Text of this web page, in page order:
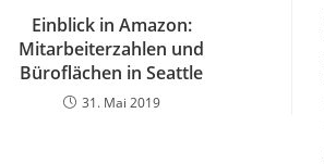
Einblick in Amazon:
Mitarbeiterzahlen und
Büroflächen in Seattle
31. Mai 2019